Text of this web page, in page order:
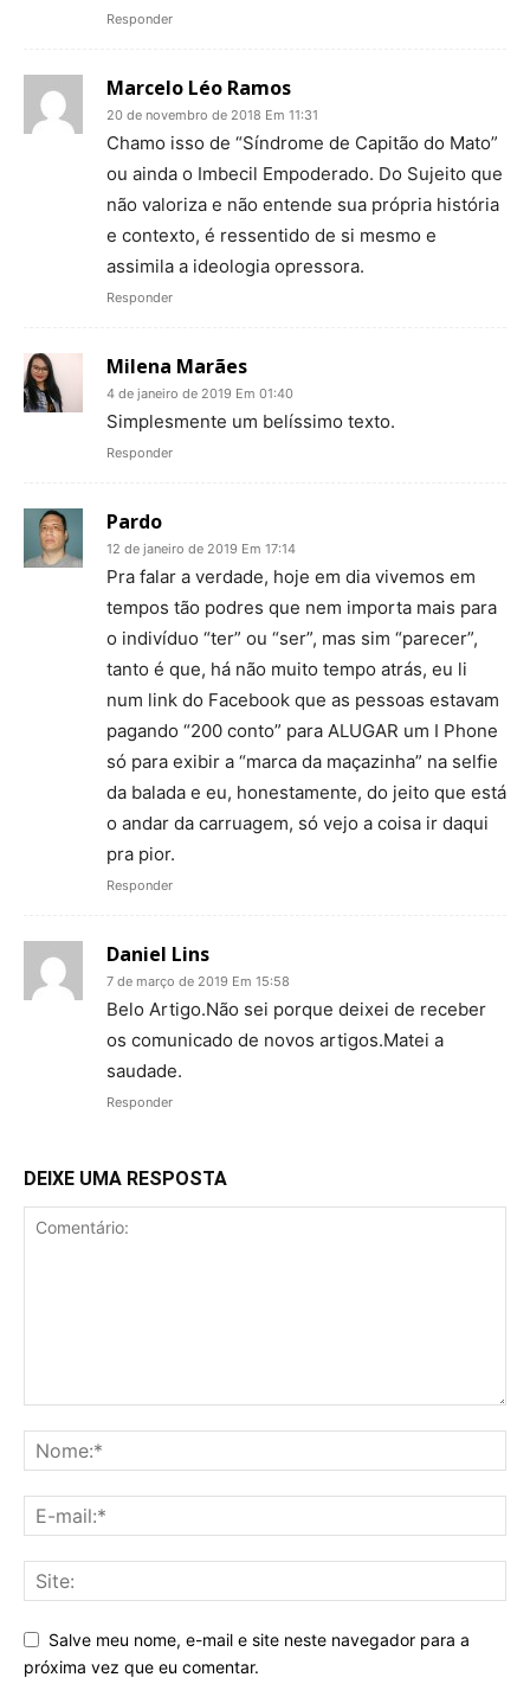
Responder
Marcelo Léo Ramos
20 de novembro de 2018 Em 11:31
Chamo isso de “Síndrome de Capitão do Mato”
ou ainda o Imbecil Empoderado. Do Sujeito que
não valoriza e não entende sua própria história
e contexto, é ressentido de si mesmo e
assimila a ideologia opressora.
Responder
Milena Marães
4 de janeiro de 2019 Em 01:40
Simplesmente um belíssimo texto.
Responder
Pardo
12 de janeiro de 2019 Em 17:14
Pra falar a verdade, hoje em dia vivemos em
tempos tão podres que nem importa mais para
o indivíduo “ter” ou “ser”, mas sim “parecer”,
tanto é que, há não muito tempo atrás, eu li
num link do Facebook que as pessoas estavam
pagando “200 conto” para ALUGAR um I Phone
só para exibir a “marca da maçazinha” na selfie
da balada e eu, honestamente, do jeito que está
o andar da carruagem, só vejo a coisa ir daqui
pra pior.
Responder
Daniel Lins
7 de março de 2019 Em 15:58
Belo Artigo.Não sei porque deixei de receber
os comunicado de novos artigos.Matei a
saudade.
Responder
DEIXE UMA RESPOSTA
Salve meu nome, e-mail e site neste navegador para a
próxima vez que eu comentar.